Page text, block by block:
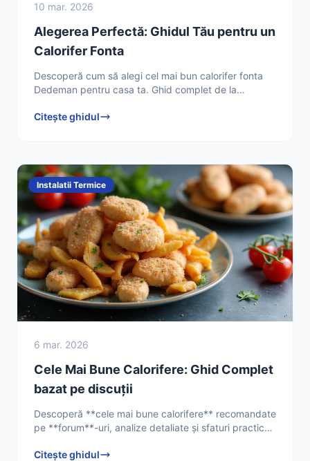
10 mar. 2026
Alegerea Perfectă: Ghidul Tău pentru un
Calorifer Fonta
Descoperă cum să alegi cel mai bun calorifer fonta
Dedeman pentru casa ta. Ghid complet de la
comparații
Citește ghidul
Instalatii Termice
6 mar. 2026
Cele Mai Bune Calorifere: Ghid Complet
bazat pe discuții
Descoperă **cele mai bune calorifere** recomandate
pe **forum**-uri, analize detaliate și sfaturi practice
Citește ghidul